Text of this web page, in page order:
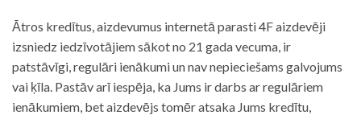
Ātros kredītus, aizdevumus internetā parasti 4F aizdevēji
izsniedz iedzīvotājiem sākot no 21 gada vecuma, ir
patstāvīgi, regulāri ienākumi un nav nepieciešams galvojums
vai ķīla. Pastāv arī iespēja, ka Jums ir darbs ar regulāriem
ienākumiem, bet aizdevējs tomēr atsaka Jums kredītu,